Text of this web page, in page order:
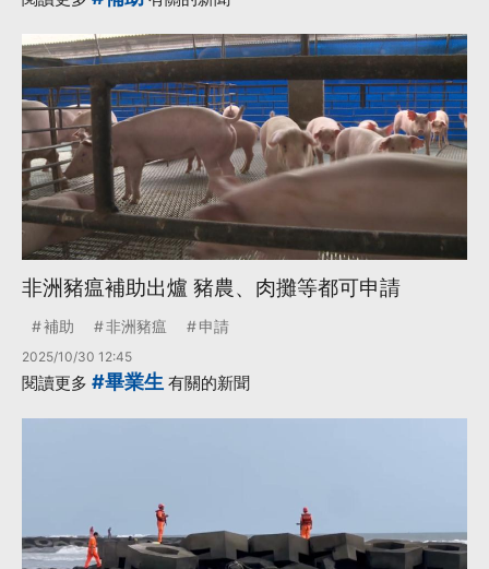
非洲豬瘟補助出爐 豬農、肉攤等都可申請
補助 非洲豬瘟 申請
2025/10/30 12:45
閱讀更多 #畢業生 有關的新聞